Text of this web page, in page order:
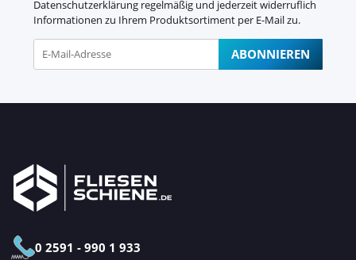
Datenschutzerklärung regelmäßig und jederzeit widerruflich
Informationen zu Ihrem Produktsortiment per E-Mail zu.
ABONNIEREN
0 2591 - 990 1 933